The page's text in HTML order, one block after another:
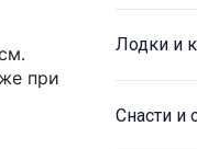
при
Лодки и
Снасти и